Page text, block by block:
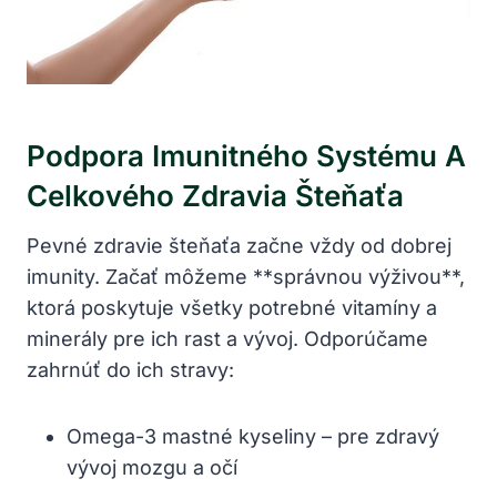
Podpora Imunitného Systému A
Celkového Zdravia Šteňaťa
Pevné zdravie šteňaťa začne vždy od dobrej
imunity. Začať môžeme **správnou výživou**,
ktorá poskytuje všetky potrebné vitamíny a
minerály pre ich rast a vývoj. Odporúčame
zahrnúť do ich stravy:
Omega-3 mastné kyseliny – pre zdravý
vývoj mozgu a očí